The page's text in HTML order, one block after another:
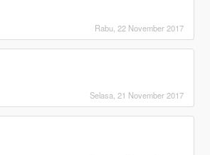
Rabu, 22 November 2017
Selasa, 21 November 2017